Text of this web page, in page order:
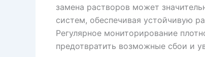
замена растворов может
систем, обеспечивая устойчивую
Регулярное мониторирование
предотвратить возможные сбои и